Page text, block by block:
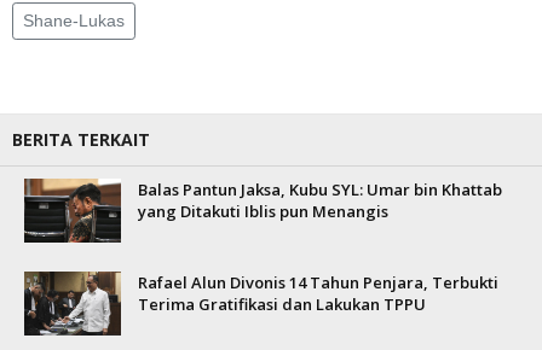
Shane-Lukas
BERITA TERKAIT
Balas Pantun Jaksa, Kubu SYL: Umar bin Khattab
yang Ditakuti Iblis pun Menangis
Rafael Alun Divonis 14 Tahun Penjara, Terbukti
Terima Gratifikasi dan Lakukan TPPU